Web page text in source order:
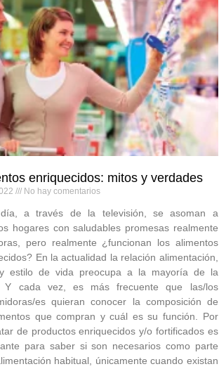
enriquecidos: mitos y verdades
No hay comentarios
a través de la televisión, se asoman a
hogares con saludables promesas realmente
pero realmente ¿funcionan los alimentos
En la actualidad la relación alimentación,
estilo de vida preocupa a la mayoría de la
Y cada vez, es más frecuente que las/los
es quieran conocer la composición de
que compran y cuál es su función. Por
de productos enriquecidos y/o fortificados es
para saber si son necesarios como parte
habitual, únicamente cuando existan